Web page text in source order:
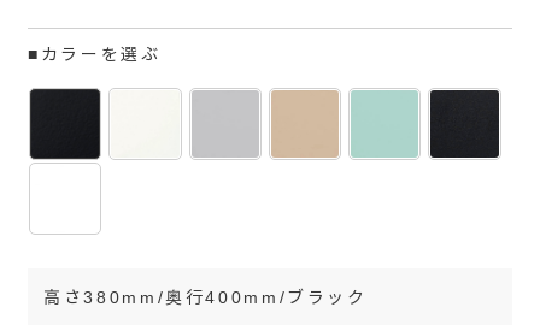
■カラーを選ぶ
高さ380mm/奥行400mm/ブラック